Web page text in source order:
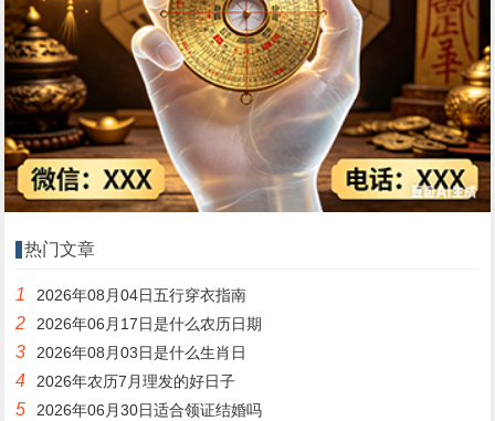
热门文章
1 2026年08月04日五行穿衣指南
2 2026年06月17日是什么农历日期
3 2026年08月03日是什么生肖日
4 2026年农历7月理发的好日子
5 2026年06月30日适合领证结婚吗